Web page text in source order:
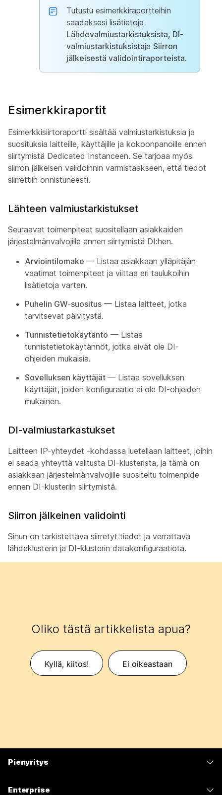
Tutustu esimerkkiraportteihin
saadaksesi lisätietoja
Lähdevalmiustarkistuksista, DI-
valmiustarkistuksistaja Siirron
jälkeisestä validointiraporteista.
Esimerkkiraportit
Esimerkkisiirtoraportti sisältää valmiustarkistuksia ja
suosituksia laitteille, käyttäjille ja kokoonpanoille ennen
siirtymistä Dedicated Instanceen. Se tarjoaa myös
siirron jälkeisen validoinnin varmistaakseen, että tiedot
siirrettiin onnistuneesti.
Lähteen valmiustarkistukset
Seuraavat toimenpiteet suositellaan asiakkaiden
järjestelmänvalvojille ennen siirtymistä DI:hen.
Arviointilomake — Listaa asiakkaan ylläpitäjän
vaatimat toimenpiteet ja viittaa eri taulukoihin
lisätietoja varten.
Puhelin GW-suositus — Listaa laitteet, jotka
tarvitsevat päivitystä.
Tunnistetietokäytäntö — Listaa
tunnistetietokäytännöt, jotka eivät ole DI-
ohjeiden mukaisia.
Sovelluksen käyttäjät — Listaa sovelluksen
käyttäjät, joiden konfiguraatio ei ole DI-ohjeiden
mukainen.
DI-valmiustarkastukset
Laitteen IP-yhteydet -kohdassa luetellaan laitteet, joihin
ei saada yhteyttä valitusta DI-klusterista, ja tämä on
asiakkaan järjestelmänvalvojille suositeltu toimenpide
ennen DI-klusteriin siirtymistä.
Siirron jälkeinen validointi
Sinun on tarkistettava siirretyt tiedot ja verrattava
lähdeklusterin ja DI-klusterin datakonfiguraatiota.
Oliko tästä artikkelista apua?
Kyllä, kiitos! Ei oikeastaan
Pienyritys
Enterprise